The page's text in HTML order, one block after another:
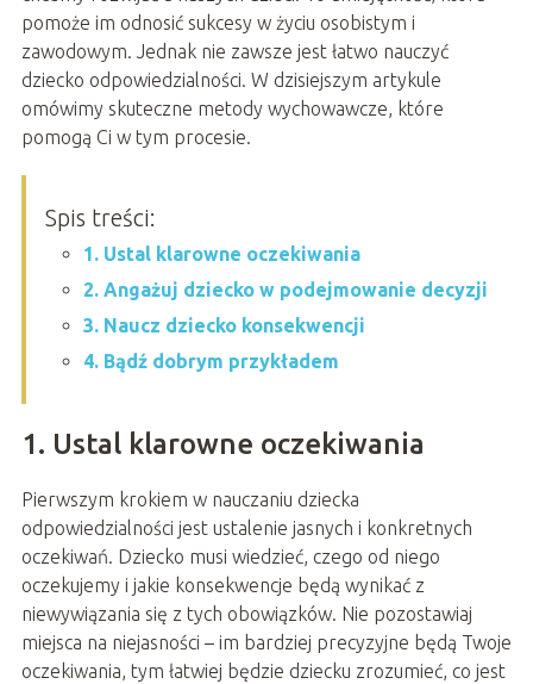
pomoże im odnosić sukcesy w życiu osobistym i
zawodowym. Jednak nie zawsze jest łatwo nauczyć
dziecko odpowiedzialności. W dzisiejszym artykule
omówimy skuteczne metody wychowawcze, które
pomogą Ci w tym procesie.
Spis treści:
1. Ustal klarowne oczekiwania
2. Angażuj dziecko w podejmowanie decyzji
3. Naucz dziecko konsekwencji
4. Bądź dobrym przykładem
1. Ustal klarowne oczekiwania
Pierwszym krokiem w nauczaniu dziecka
odpowiedzialności jest ustalenie jasnych i konkretnych
oczekiwań. Dziecko musi wiedzieć, czego od niego
oczekujemy i jakie konsekwencje będą wynikać z
niewywiązania się z tych obowiązków. Nie pozostawiaj
miejsca na niejasności – im bardziej precyzyjne będą Twoje
oczekiwania, tym łatwiej będzie dziecku zrozumieć, co jest